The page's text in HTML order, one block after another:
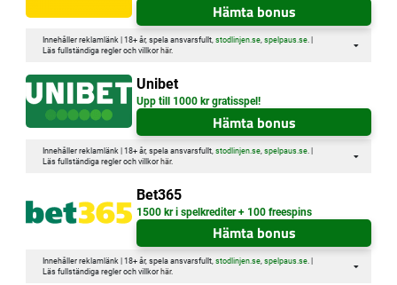
Hämta bonus
Innehåller reklamlänk | 18+ år, spela ansvarsfullt, stodlinjen.se, spelpaus.se. |
Läs fullständiga regler och villkor här.
Unibet
Upp till 1000 kr gratisspel!
Hämta bonus
Innehåller reklamlänk | 18+ år, spela ansvarsfullt, stodlinjen.se, spelpaus.se. |
Läs fullständiga regler och villkor här.
Bet365
1500 kr i spelkrediter + 100 freespins
Hämta bonus
Innehåller reklamlänk | 18+ år, spela ansvarsfullt, stodlinjen.se, spelpaus.se. |
Läs fullständiga regler och villkor här.